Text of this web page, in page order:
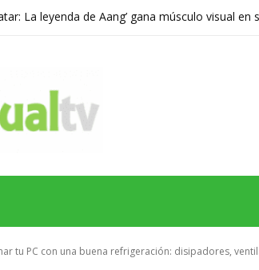
La leyenda de Aang’ gana músculo visual en
tu PC con una buena refrigeración: disipadores,